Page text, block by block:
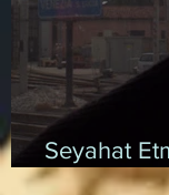
Seyahat
ve Bahane